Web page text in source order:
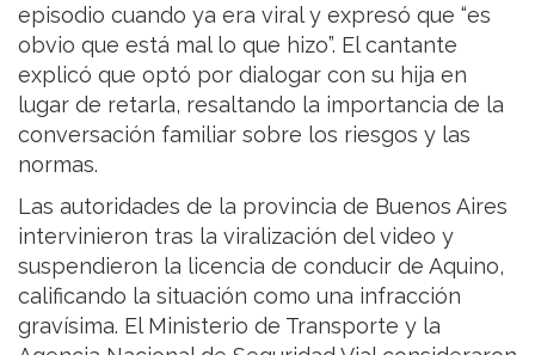
episodio cuando ya era viral y expresó que “es
obvio que está mal lo que hizo”. El cantante
explicó que optó por dialogar con su hija en
lugar de retarla, resaltando la importancia de la
conversación familiar sobre los riesgos y las
normas.
Las autoridades de la provincia de Buenos Aires
intervinieron tras la viralización del video y
suspendieron la licencia de conducir de Aquino,
calificando la situación como una infracción
gravísima. El Ministerio de Transporte y la